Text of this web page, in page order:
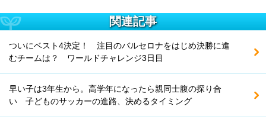
関連記事
ついにベスト4決定！ 注目のバルセロナをはじめ決勝に進
むチームは？ ワールドチャレンジ3日目
早い子は3年生から。高学年になったら親同士腹の探り合
い 子どものサッカーの進路、決めるタイミング